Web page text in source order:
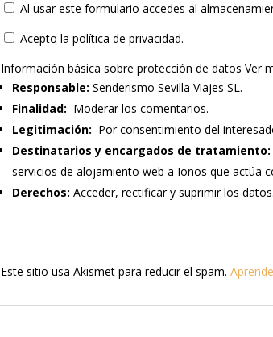
Al usar este formulario accedes al
Acepto la política de privacidad.
Información básica sobre protección de datosVer
Responsable: Senderismo Sevilla Viajes SL.
Finalidad: Moderar los comentarios.
Legitimación: Por consentimiento del
Destinatarios y encargados de tratamiento:
servicios de alojamiento web a Ionos que actúa
Derechos: Acceder, rectificar y suprimir los datos.
Este sitio usa Akismet para reducir el spam.